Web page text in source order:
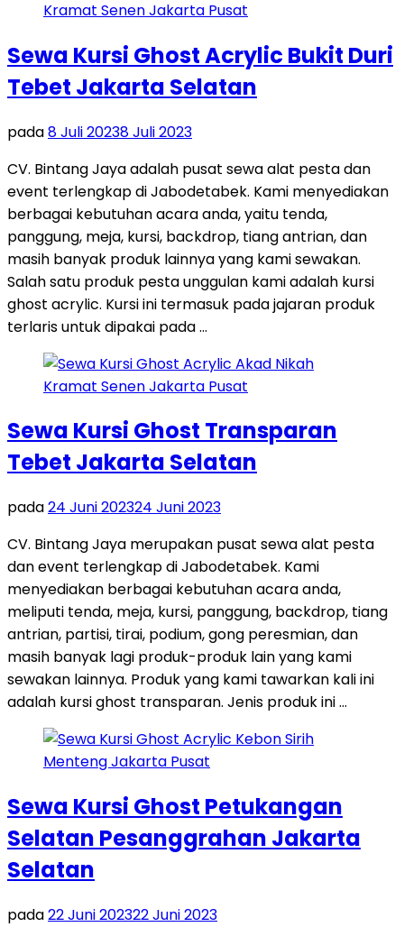
Sewa Kursi Ghost Acrylic Bukit Duri
Tebet Jakarta Selatan
pada8 Juli 20238 Juli 2023
CV. Bintang Jaya adalah pusat sewa alat pesta dan
event terlengkap di Jabodetabek. Kami menyediakan
berbagai kebutuhan acara anda, yaitu tenda,
panggung, meja, kursi, backdrop, tiang antrian, dan
masih banyak produk lainnya yang kami sewakan.
Salah satu produk pesta unggulan kami adalah kursi
ghost acrylic. Kursi ini termasuk pada jajaran produk
terlaris untuk dipakai pada …
Sewa Kursi Ghost Transparan
Tebet Jakarta Selatan
pada24 Juni 202324 Juni 2023
CV. Bintang Jaya merupakan pusat sewa alat pesta
dan event terlengkap di Jabodetabek. Kami
menyediakan berbagai kebutuhan acara anda,
meliputi tenda, meja, kursi, panggung, backdrop, tiang
antrian, partisi, tirai, podium, gong peresmian, dan
masih banyak lagi produk-produk lain yang kami
sewakan lainnya. Produk yang kami tawarkan kali ini
adalah kursi ghost transparan. Jenis produk ini …
Sewa Kursi Ghost Petukangan
Selatan Pesanggrahan Jakarta
Selatan
pada22 Juni 202322 Juni 2023